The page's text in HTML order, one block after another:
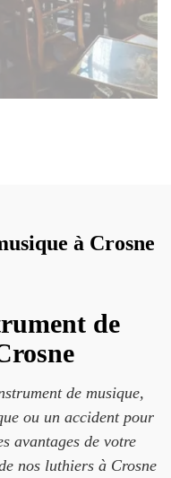
à Crosne
de
de musique,
ou un accident pour
avantages de votre
nos luthiers à Crosne